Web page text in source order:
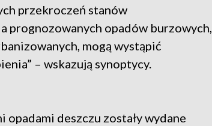
przekroczeń stanów
prognozowanych opadów burzowych,
mogą wystąpić
– wskazują synoptycy.
deszczu zostały wydane